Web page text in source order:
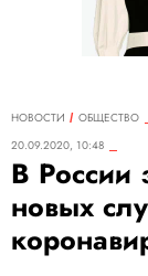
НОВОСТИ
ОБЩЕСТВО
20.09.2020, 10:48
В России
новых